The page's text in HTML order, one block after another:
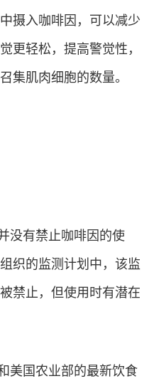
摄入咖啡因，可以减少
更轻松，提高警觉性，
集肌肉细胞的数量。
没有禁止咖啡因的使
织的监测计划中，该监
禁止，但使用时有潜在
美国农业部的最新饮食